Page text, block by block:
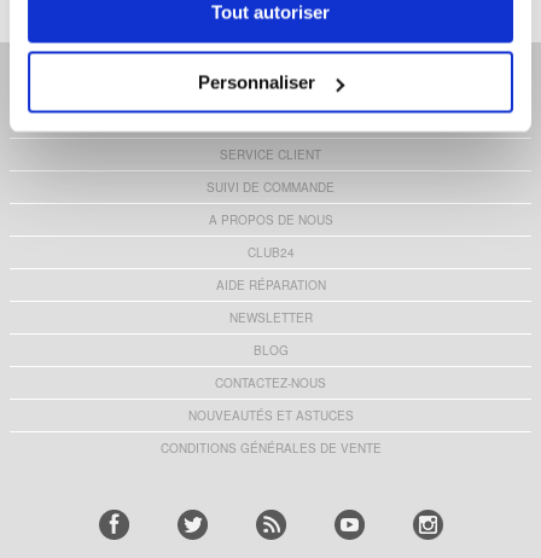
Tout autoriser
Personnaliser
| SERVICE.CLIENT@MOBILE24.FR
ACCUEIL
SERVICE CLIENT
SUIVI DE COMMANDE
A PROPOS DE NOUS
CLUB24
AIDE RÉPARATION
NEWSLETTER
BLOG
CONTACTEZ-NOUS
NOUVEAUTÉS ET ASTUCES
CONDITIONS GÉNÉRALES DE VENTE